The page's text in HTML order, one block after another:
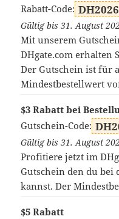
Rabatt-Code:
Gültig bis 31. August
Mit unserem
DHgate.com erhalten
Der Gutschein ist für
Mindestbestellwert
$3 Rabatt bei
Gutschein-Code:
Gültig bis 31. August
Profitiere jetzt im
Gutschein den du bei
kannst. Der
$5 Rabatt